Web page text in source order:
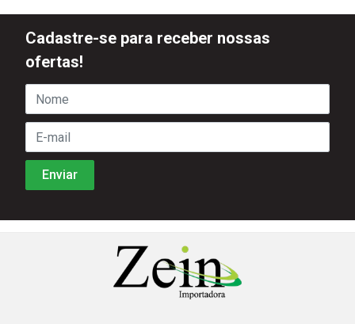
Cadastre-se para receber nossas
ofertas!